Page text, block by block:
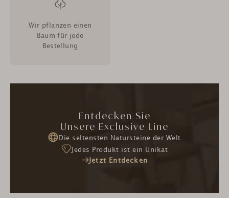
Wir pflanzen einen
Baum für jede
Bestellung
Entdecken Sie
Unsere Exclusive Line
Die seltensten Natursteine der Welt
Jedes Produkt ist ein Unikat
Jetzt Entdecken